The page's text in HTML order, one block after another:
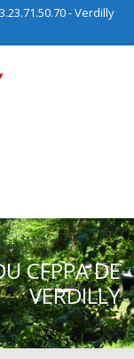
- Verdilly
CFPPA DE
VERDILLY